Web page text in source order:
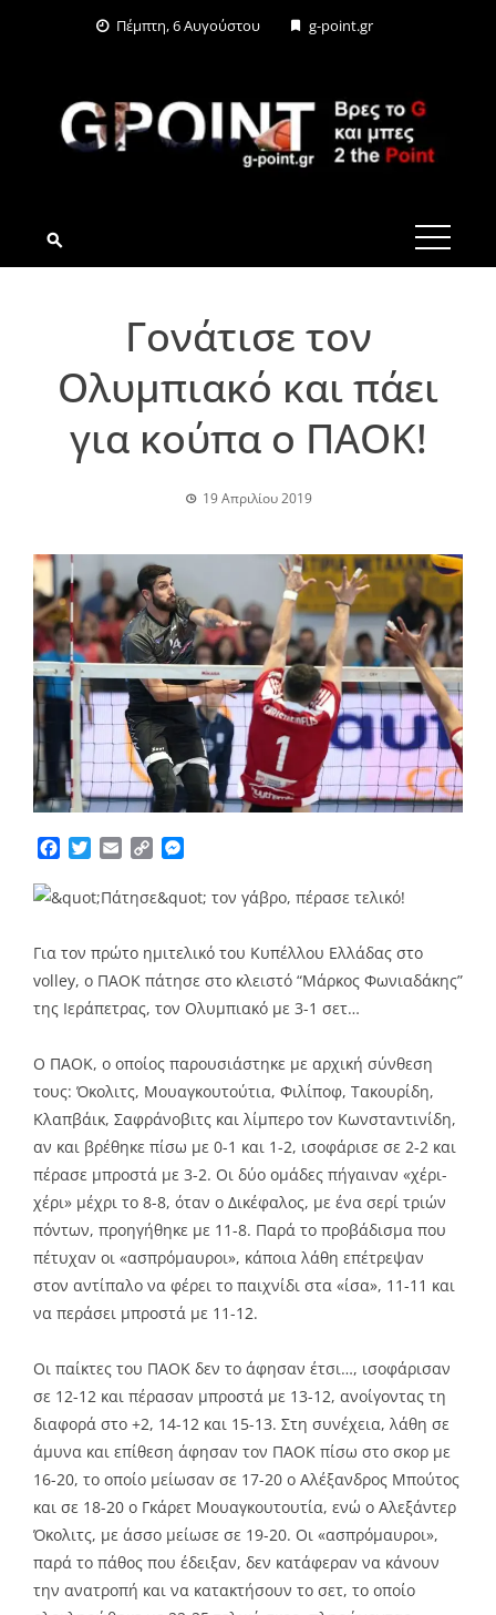
Πέμπτη, 6 Αυγούστου g-point.gr
G-POINT.GR
Γονάτισε τον
Ολυμπιακό και πάει
για κούπα ο ΠΑΟΚ!
19 Απριλίου 2019
Facebook
TwitterEmailCopy
Για τον πρώτο ημιτελικό του Κυπέλλου Ελλάδας στο
volley, o ΠΑΟΚ πάτησε στο κλειστό “Μάρκος Φωνιαδάκης”
της Ιεράπετρας, τον Ολυμπιακό με 3-1 σετ…
Ο ΠΑΟΚ, ο οποίος παρουσιάστηκε με αρχική σύνθεση
τους: Όκολιτς, Μουαγκουτούτια, Φιλίποφ, Τακουρίδη,
Κλαπβάικ, Σαφράνοβιτς και λίμπερο τον Κωνσταντινίδη,
αν και βρέθηκε πίσω με 0-1 και 1-2, ισοφάρισε σε 2-2 και
πέρασε μπροστά με 3-2. Οι δύο ομάδες πήγαιναν «χέρι-
χέρι» μέχρι το 8-8, όταν ο Δικέφαλος, με ένα σερί τριών
πόντων, προηγήθηκε με 11-8. Παρά το προβάδισμα που
πέτυχαν οι «ασπρόμαυροι», κάποια λάθη επέτρεψαν
στον αντίπαλο να φέρει το παιχνίδι στα «ίσα», 11-11 και
να περάσει μπροστά με 11-12.
Οι παίκτες του ΠΑΟΚ δεν το άφησαν έτσι…, ισοφάρισαν
σε 12-12 και πέρασαν μπροστά με 13-12, ανοίγοντας τη
διαφορά στο +2, 14-12 και 15-13. Στη συνέχεια, λάθη σε
άμυνα και επίθεση άφησαν τον ΠΑΟΚ πίσω στο σκορ με
16-20, το οποίο μείωσαν σε 17-20 ο Αλέξανδρος Μπούτος
και σε 18-20 ο Γκάρετ Μουαγκουτουτία, ενώ ο Αλεξάντερ
Όκολιτς, με άσσο μείωσε σε 19-20. Οι «ασπρόμαυροι»,
παρά το πάθος που έδειξαν, δεν κατάφεραν να κάνουν
την ανατροπή και να κατακτήσουν το σετ, το οποίο